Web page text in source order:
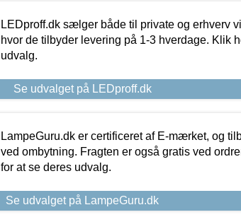
LEDproff.dk sælger både til private og erhverv
hvor de tilbyder levering på 1-3 hverdage. Klik
udvalg.
Se udvalget på LEDproff.dk
LampeGuru.dk er certificeret af E-mærket, og
ved ombytning. Fragten er også gratis ved
for at se deres udvalg.
Se udvalget på LampeGuru.dk